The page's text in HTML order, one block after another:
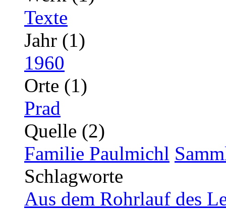
Texte
Jahr (1)
1960
Orte (1)
Prad
Quelle (2)
Familie Paulmichl
Schlagworte
Aus dem Rohrlauf des